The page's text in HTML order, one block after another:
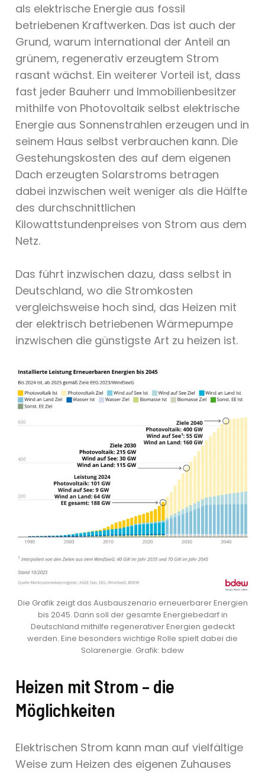
als elektrische Energie aus fossil
betriebenen Kraftwerken. Das ist auch der
Grund, warum international der Anteil an
grünem, regenerativ erzeugtem Strom
rasant wächst. Ein weiterer Vorteil ist, dass
fast jeder Bauherr und Immobilienbesitzer
mithilfe von Photovoltaik selbst elektrische
Energie aus Sonnenstrahlen erzeugen und in
seinem Haus selbst verbrauchen kann. Die
Gestehungskosten des auf dem eigenen
Dach erzeugten Solarstroms betragen
dabei inzwischen weit weniger als die Hälfte
des durchschnittlichen
Kilowattstundenpreises von Strom aus dem
Netz.
Das führt inzwischen dazu, dass selbst in
Deutschland, wo die Stromkosten
vergleichsweise hoch sind, das Heizen mit
der elektrisch betriebenen Wärmepumpe
inzwischen die günstigste Art zu heizen ist.
Die Grafik zeigt das Ausbauszenario erneuerbarer Energien
bis 2045. Dann soll der gesamte Energiebedarf in
Deutschland mithilfe regenerativer Energien gedeckt
werden. Eine besonders wichtige Rolle spielt dabei die
Solarenergie. Grafik: bdew
Heizen mit Strom – die
Möglichkeiten
Elektrischen Strom kann man auf vielfältige
Weise zum Heizen des eigenen Zuhauses